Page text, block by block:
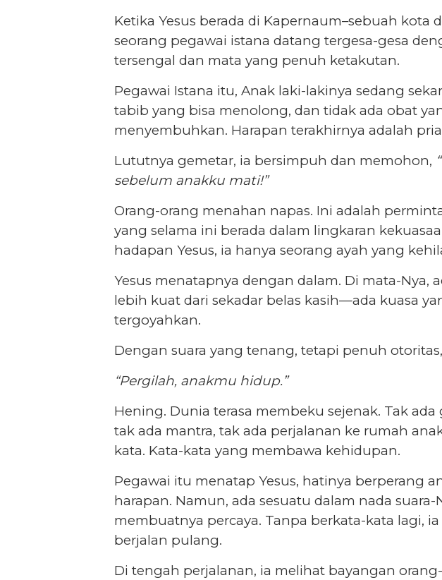
Ketika Yesus berada di Kapernaum–sebuah kota
seorang pegawai istana datang tergesa-gesa
tersengal dan mata yang penuh ketakutan.
Pegawai Istana itu, Anak laki-lakinya sedang
tabib yang bisa menolong, dan tidak ada obat
menyembuhkan. Harapan terakhirnya adalah
Lututnya gemetar, ia bersimpuh dan memohon,
sebelum anakku mati!”
Orang-orang menahan napas. Ini adalah
yang selama ini berada dalam lingkaran
hadapan Yesus, ia hanya seorang ayah yang
Yesus menatapnya dengan dalam. Di mata-Nya,
lebih kuat dari sekadar belas kasih—ada kuasa
tergoyahkan.
Dengan suara yang tenang, tetapi penuh
“Pergilah, anakmu hidup.”
Hening. Dunia terasa membeku sejenak. Tak ada
tak ada mantra, tak ada perjalanan ke rumah
kata. Kata-kata yang membawa kehidupan.
Pegawai itu menatap Yesus, hatinya berperang
harapan. Namun, ada sesuatu dalam nada suara-
membuatnya percaya. Tanpa berkata-kata lagi,
berjalan pulang.
Di tengah perjalanan, ia melihat bayangan